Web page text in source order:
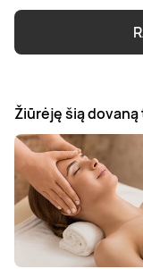
Žiūrėję šią